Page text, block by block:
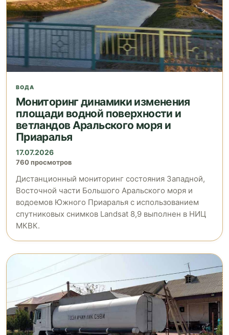
ВОДА
Мониторинг динамики изменения
площади водной поверхности и
ветландов Аральского моря и
Приаралья
17.07.2026
760 просмотров
Дистанционный мониторинг состояния Западной,
Восточной части Большого Аральского моря и
водоемов Южного Приаралья с использованием
спутниковых снимков Landsat 8,9 выполнен в НИЦ
МКВК.